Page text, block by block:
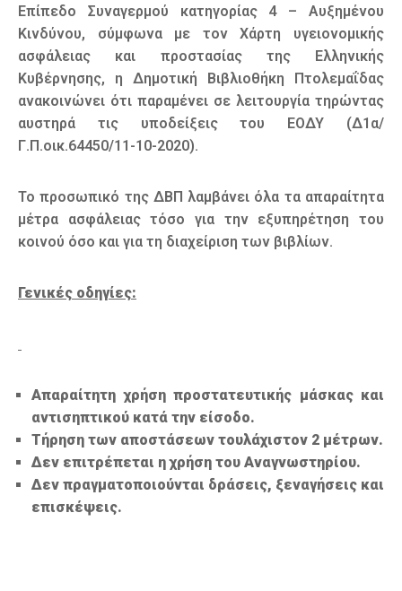
Επίπεδο Συναγερμού κατηγορίας 4 – Αυξημένου
Κινδύνου, σύμφωνα με τον Χάρτη υγειονομικής
ασφάλειας και προστασίας της Ελληνικής
Κυβέρνησης, η Δημοτική Βιβλιοθήκη Πτολεμαΐδας
ανακοινώνει ότι παραμένει σε λειτουργία τηρώντας
αυστηρά τις υποδείξεις του ΕΟΔΥ (Δ1α/
Γ.Π.οικ.64450/11-10-2020).
Το προσωπικό της ΔΒΠ λαμβάνει όλα τα απαραίτητα
μέτρα ασφάλειας τόσο για την εξυπηρέτηση του
κοινού όσο και για τη διαχείριση των βιβλίων.
Γενικές οδηγίες:
Απαραίτητη χρήση προστατευτικής μάσκας και
αντισηπτικού κατά την είσοδο.
Τήρηση των αποστάσεων τουλάχιστον 2 μέτρων.
Δεν επιτρέπεται η χρήση του Αναγνωστηρίου.
Δεν πραγματοποιούνται δράσεις, ξεναγήσεις και
επισκέψεις.